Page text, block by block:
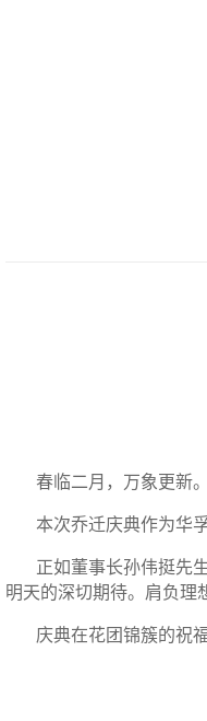
春临二月，万象更新。
本次乔迁庆典作为华
正如董事长孙伟挺先
明天的深切期待。肩负理
庆典在花团锦簇的祝